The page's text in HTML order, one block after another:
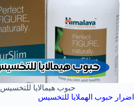
حبوب هيمالايا للتخسيس
اضرار حبوب الهملايا للتخسيس